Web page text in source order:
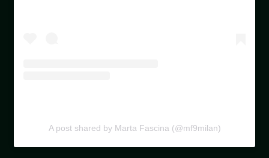
A post shared by Marta Fascina (@mf9milan)